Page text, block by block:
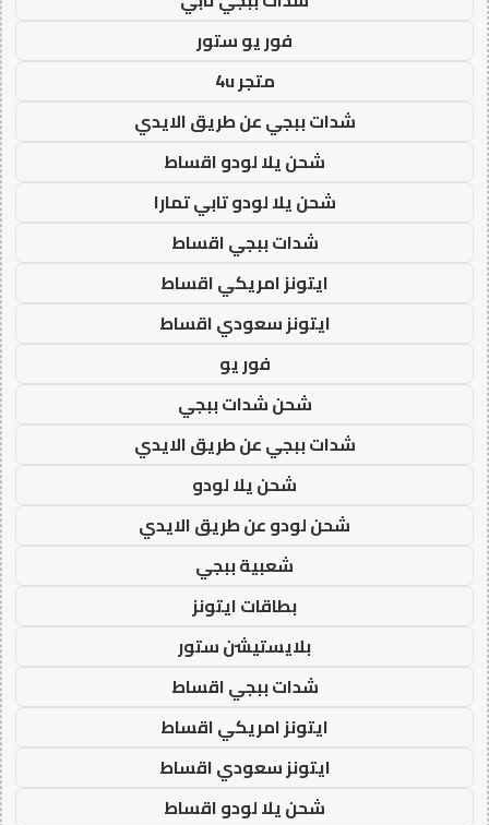
فور يو ستور
متجر 4u
شدات ببجي عن طريق الايدي
شحن يلا لودو اقساط
شحن يلا لودو تابي تمارا
شدات ببجي اقساط
ايتونز امريكي اقساط
ايتونز سعودي اقساط
فور يو
شحن شدات ببجي
شدات ببجي عن طريق الايدي
شحن يلا لودو
شحن لودو عن طريق الايدي
شعبية ببجي
بطاقات ايتونز
بلايستيشن ستور
شدات ببجي اقساط
ايتونز امريكي اقساط
ايتونز سعودي اقساط
شحن يلا لودو اقساط